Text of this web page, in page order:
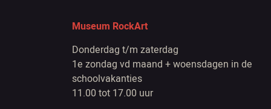
Museum RockArt
Donderdag t/m zaterdag
1e zondag vd maand + woensdagen in de
schoolvakanties
11.00 tot 17.00 uur